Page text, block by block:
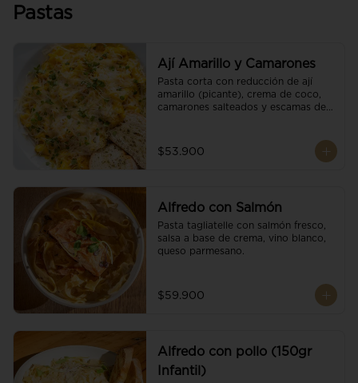
Pastas
Ají Amarillo y Camarones
Pasta corta con reducción de ají
amarillo (picante), crema de coco,
camarones salteados y escamas de
$53.900
Alfredo con Salmón
Pasta tagliatelle con salmón fresco,
salsa a base de crema, vino blanco,
queso parmesano.
$59.900
Alfredo con pollo (150gr
Infantil)